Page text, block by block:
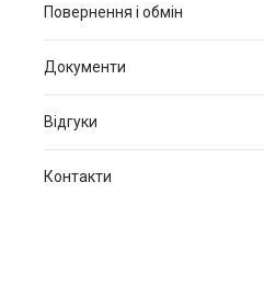
Повернення і обмін
Документи
Відгуки
Контакти